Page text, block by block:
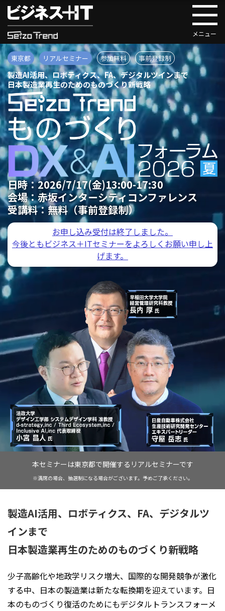
東京都 リアルセミナー 参加無料 事前登録制
製造AI活用、ロボティクス、FA、デジタルツインまで
日本製造業再生のためのものづくり新戦略
日時：2026/7/17(金)13:00-17:30
会場：赤坂インターシティコンファレンス
受講料：無料（事前登録制）
お申し込み受付は終了しました。
今後ともビジネス＋ITセミナーをよろしくお願い申し上
げます。
本セミナーは東京都で開催するリアルセミナーです
※満席の場合、抽選制になる場合がございます。予めご了承ください。
製造AI活用、ロボティクス、FA、デジタルツ
インまで
日本製造業再生のためのものづくり新戦略
少子高齢化や地政学リスク増大、国際的な開発競争が激化
する中、日本の製造業は新たな転換期を迎えています。日
本のものづくり復活のためにもデジタルトランスフォーメ